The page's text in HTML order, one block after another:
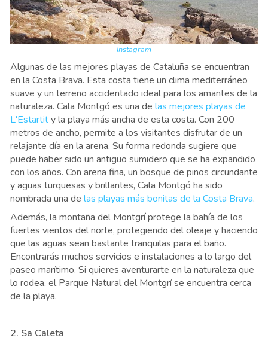
Instagram
Algunas de las mejores playas de Cataluña se encuentran
en la Costa Brava. Esta costa tiene un clima mediterráneo
suave y un terreno accidentado ideal para los amantes de la
naturaleza. Cala Montgó es una de las mejores playas de
L'Estartity la playa más ancha de esta costa. Con 200
metros de ancho, permite a los visitantes disfrutar de un
relajante día en la arena. Su forma redonda sugiere que
puede haber sido un antiguo sumidero que se ha expandido
con los años. Con arena fina, un bosque de pinos circundante
y aguas turquesas y brillantes, Cala Montgó ha sido
nombrada una de las playas más bonitas de la Costa Brava.
Además, la montaña del Montgrí protege la bahía de los
fuertes vientos del norte, protegiendo del oleaje y haciendo
que las aguas sean bastante tranquilas para el baño.
Encontrarás muchos servicios e instalaciones a lo largo del
paseo marítimo. Si quieres aventurarte en la naturaleza que
lo rodea, el Parque Natural del Montgrí se encuentra cerca
de la playa.
2. Sa Caleta